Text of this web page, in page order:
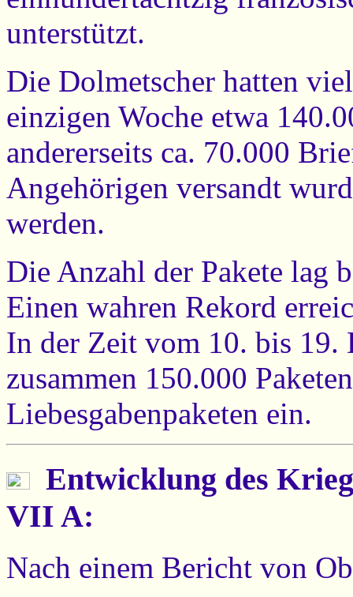
unterstützt.
Die Dolmetscher hatten
einzigen Woche etwa
andererseits ca. 70.000
Angehörigen versandt
werden.
Die Anzahl der Pakete lag
Einen wahren Rekord
In der Zeit vom 10. bis 19.
zusammen 150.000
Liebesgabenpaketen ein.
Entwicklung des
VII A:
Nach einem Bericht von